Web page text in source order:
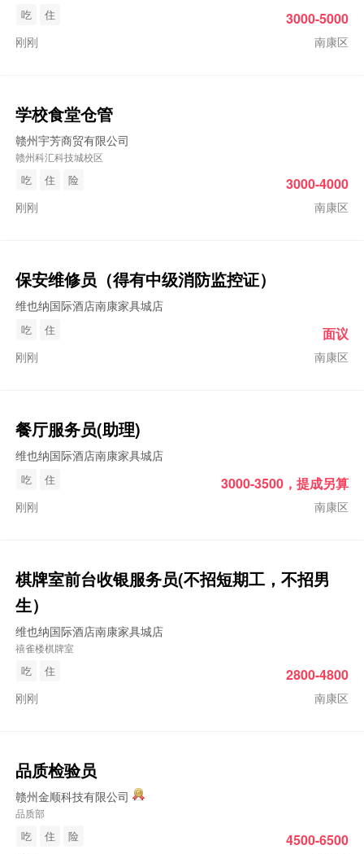
吃 住
刚刚 南康区
3000-5000
学校食堂仓管
赣州宇芳商贸有限公司
赣州科汇科技城校区
吃 住 险
刚刚 南康区
3000-4000
保安维修员（得有中级消防监控证）
维也纳国际酒店南康家具城店
吃 住
刚刚 南康区
面议
餐厅服务员(助理)
维也纳国际酒店南康家具城店
吃 住
刚刚 南康区
3000-3500，提成另算
棋牌室前台收银服务员(不招短期工，不招男
生）
维也纳国际酒店南康家具城店
禧雀楼棋牌室
吃 住
刚刚 南康区
2800-4800
品质检验员
赣州金顺科技有限公司
品质部
吃 住 险 4500-6500